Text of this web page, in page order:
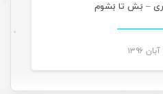
– بَش تا بَشوم